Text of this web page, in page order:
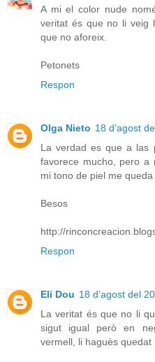
A mi el color nude
veritat és que no li veig
que no aforeix.
Petonets
Respon
Olga Nieto 18 d’agost
La verdad es que a las
favorece mucho, pero a
mi tono de piel me
Besos
http://
Respon
Eli Dou 18 d’agost del
La veritat és que no li
sigut igual però en
vermell, li haguès quedat